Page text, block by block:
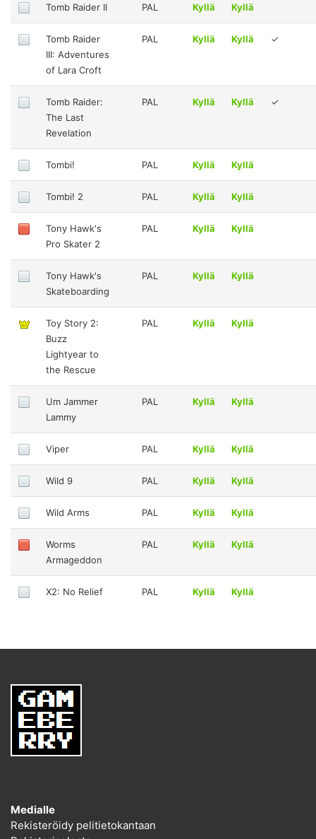
Tomb Raider II PAL Kyllä Kyllä
Tomb Raider
III: Adventures
of Lara Croft
PAL Kyllä Kyllä ✓
Tomb Raider:
The Last
Revelation
PAL Kyllä Kyllä ✓
Tombi! PAL Kyllä Kyllä
Tombi! 2 PAL Kyllä Kyllä
Tony Hawk's
Pro Skater 2
PAL Kyllä Kyllä
Tony Hawk's
Skateboarding
PAL Kyllä Kyllä
Toy Story 2:
Buzz
Lightyear to
the Rescue
PAL Kyllä Kyllä
Um Jammer
Lammy
PAL Kyllä Kyllä
Viper PAL Kyllä Kyllä
Wild 9 PAL Kyllä Kyllä
Wild Arms PAL Kyllä Kyllä
Worms
Armageddon
PAL Kyllä Kyllä
X2: No Relief PAL Kyllä Kyllä
Medialle
Rekisteröidy pelitietokantaan